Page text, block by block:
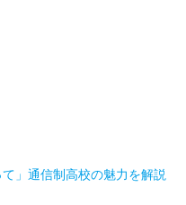
て」通信制高校の魅力を解説